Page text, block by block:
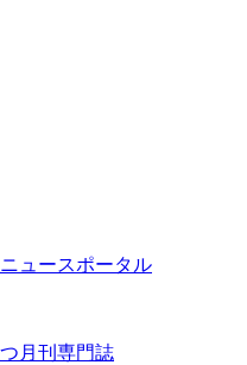
ュースポータル
月刊専門誌